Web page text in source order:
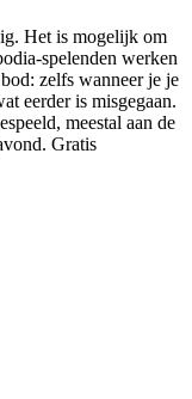
Het is mogelijk om
spelenden werken
zelfs wanneer je je
eerder is misgegaan.
meestal aan de
Gratis